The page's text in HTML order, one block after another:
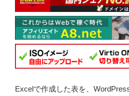
Excelで作成した表を、